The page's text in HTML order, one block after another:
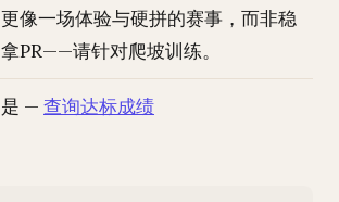
更像一场体验与硬拼的赛事，而非稳
拿PR——请针对爬坡训练。
是 — 查询达标成绩